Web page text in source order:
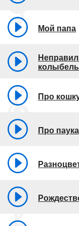
Мой папа
Про
Про паука